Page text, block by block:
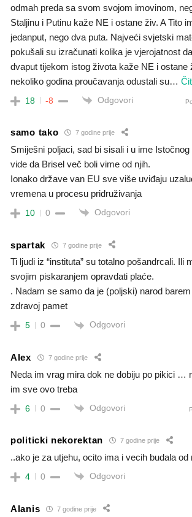
odmah preda sa svom svojom imovinom,
Staljinu i Putinu kaže NE i ostane živ. A Tito
jedanput, nego dva puta. Najveći svjetski
pokušali su izračunati kolika je vjerojatnost
dvaput tijekom istog života kaže NE i ostane
nekoliko godina proučavanja odustali su…
18 -8 Odgovori
samo tako 7 godine prije
Smiješni poljaci, sad bi sisali i u ime
vide da Brisel več boli vime od njih.
Ionako države van EU sve više uviđaju
vremena u procesu pridruživanja
10 0 Odgovori
spartak 7 godine prije
Ti ljudi iz “instituta” su totalno pošandrcali. Ili
svojim piskaranjem opravdati plaće.
. Nadam se samo da je (poljski) narod
zdravoj pamet
5 0 Odgovori
Alex 7 godine prije
Neda im vrag mira dok ne dobiju po pikici …
im sve ovo treba
6 0 Odgovori
politicki nekorektan 7 godine prije
..ako je za utjehu, ocito ima i vecih budala od
4 0 Odgovori
Alanis 7 godine prije